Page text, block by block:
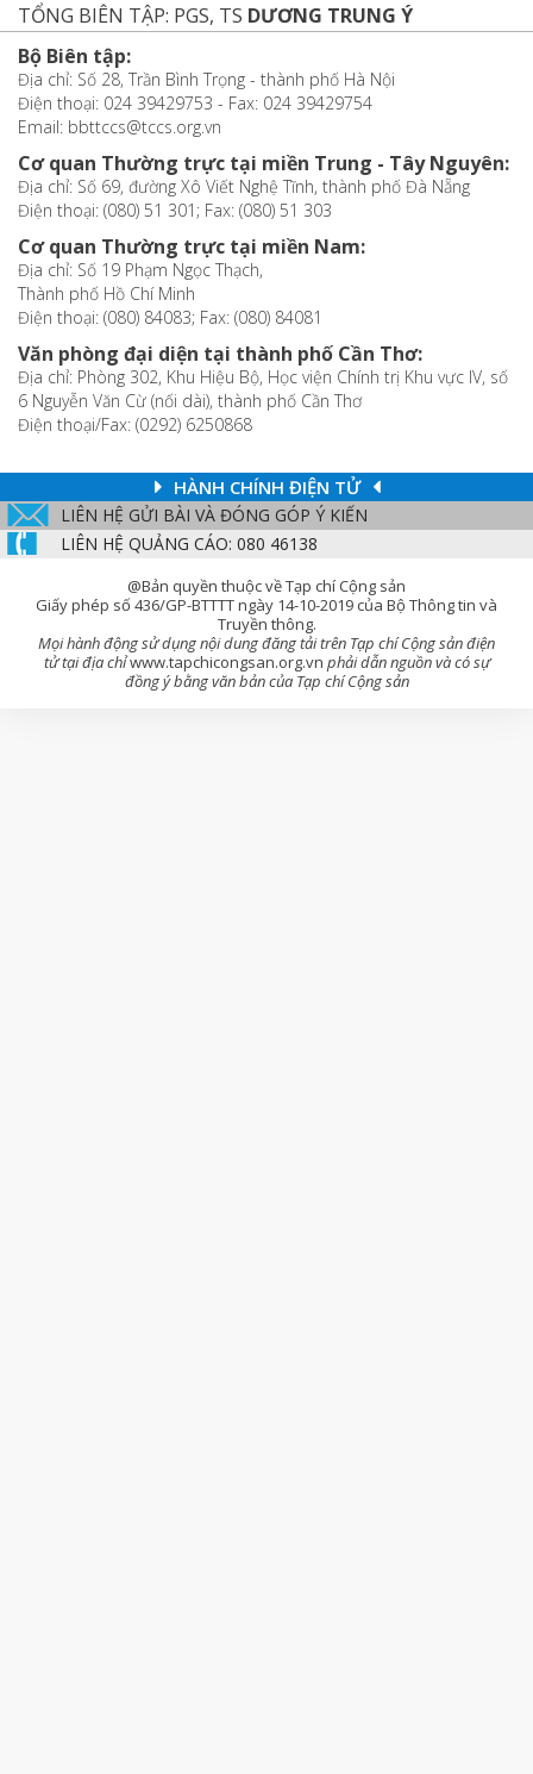
TỔNG BIÊN TẬP: PGS, TS DƯƠNG TRUNG Ý
Bộ Biên tập:
Địa chỉ: Số 28, Trần Bình Trọng - thành phố Hà Nội
Điện thoại: 024 39429753 - Fax: 024 39429754
Email: bbttccs@tccs.org.vn
Cơ quan Thường trực tại miền Trung - Tây Nguyên:
Địa chỉ: Số 69, đường Xô Viết Nghệ Tĩnh, thành phố Đà Nẵng
Điện thoại: (080) 51 301; Fax: (080) 51 303
Cơ quan Thường trực tại miền Nam:
Địa chỉ: Số 19 Phạm Ngọc Thạch,
Thành phố Hồ Chí Minh
Điện thoại: (080) 84083; Fax: (080) 84081
Văn phòng đại diện tại thành phố Cần Thơ:
Địa chỉ: Phòng 302, Khu Hiệu Bộ, Học viện Chính trị Khu vực IV, số
6 Nguyễn Văn Cừ (nối dài), thành phố Cần Thơ
Điện thoại/Fax: (0292) 6250868
HÀNH CHÍNH ĐIỆN TỬ
LIÊN HỆ GỬI BÀI VÀ ĐÓNG GÓP Ý KIẾN
LIÊN HỆ QUẢNG CÁO: 080 46138
@Bản quyền thuộc về Tạp chí Cộng sản
Giấy phép số 436/GP-BTTTT ngày 14-10-2019 của Bộ Thông tin và
Truyền thông.
Mọi hành động sử dụng nội dung đăng tải trên Tạp chí Cộng sản điện
tử tại địa chỉwww.tapchicongsan.org.vn phải dẫn nguồn và có sự
đồng ý bằng văn bản của Tạp chí Cộng sản